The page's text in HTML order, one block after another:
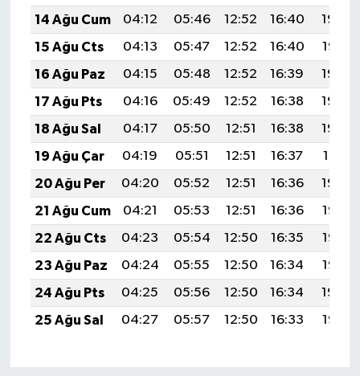
14 Ağu Cum
04:12 05:46 12:52 16:40
19:48
15 Ağu Cts
04:13 05:47 12:52 16:40
19:47
16 Ağu Paz
04:15 05:48 12:52 16:39
19:45
17 Ağu Pts
04:16 05:49 12:52 16:38
19:44
18 Ağu Sal
04:17 05:50 12:51 16:38
19:43
19 Ağu Çar
04:19 05:51 12:51 16:37
19:41
20 Ağu Per
04:20 05:52 12:51 16:36
19:40
21 Ağu Cum
04:21 05:53 12:51 16:36
19:38
22 Ağu Cts
04:23 05:54 12:50 16:35
19:37
23 Ağu Paz
04:24 05:55 12:50 16:34
19:35
24 Ağu Pts
04:25 05:56 12:50 16:34
19:34
25 Ağu Sal
04:27 05:57 12:50 16:33 19:32